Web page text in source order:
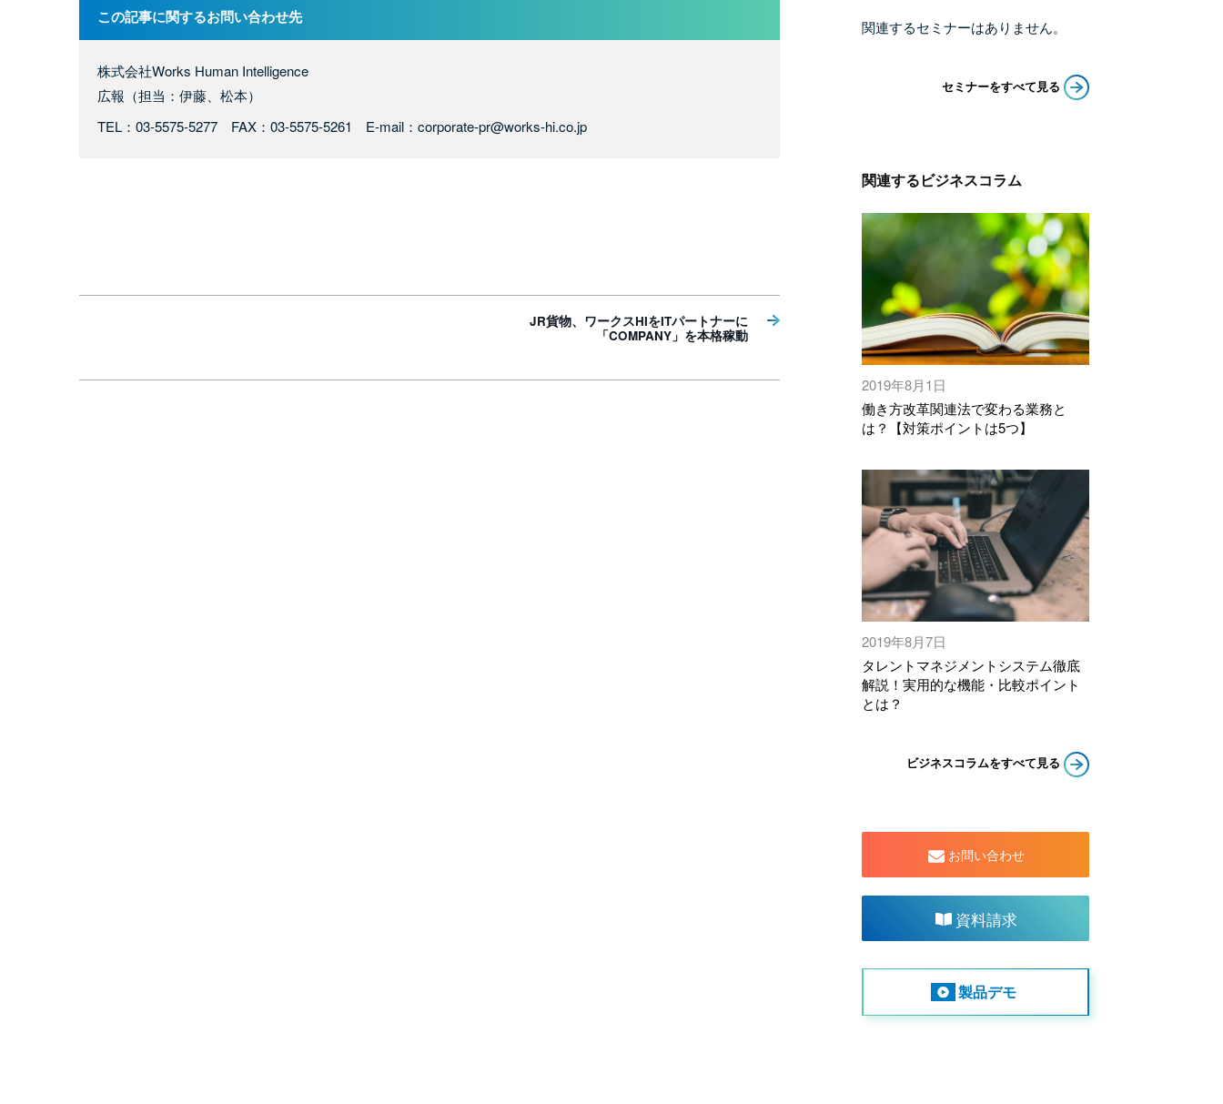
この記事に関するお問い合わせ先
株式会社Works Human Intelligence
広報（担当：伊藤、松本）
TEL：03-5575-5277 FAX：03-5575-5261 E-mail：corporate-pr@works-hi.co.jp
JR貨物、ワークスHIをITパートナーに
「COMPANY」を本格稼動
関連するセミナーはありません。
セミナーをすべて見る
関連するビジネスコラム
2019年8月1日
働き方改革関連法で変わる業務と
は？【対策ポイントは5つ】
2019年8月7日
タレントマネジメントシステム徹底
解説！実用的な機能・比較ポイント
とは？
ビジネスコラムをすべて見る
お問い合わせ
資料請求
製品デモ